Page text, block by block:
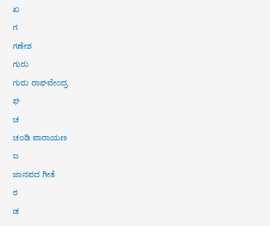
ಖ
ಗ
ಗಣೇಶ
ಗುರು
ಗುರು ರಾಘವೇಂದ್ರ
ಘ
ಚ
ಚಂಡಿ ಪಾರಾಯಣ
ಜ
ಜಾನಪದ ಗೀತೆ
ಠ
ಡ